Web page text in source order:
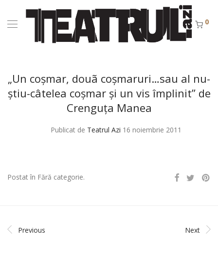
0
„Un coşmar, douã coşmaruri…sau al nu-
ştiu-câtelea coşmar şi un vis împlinit” de
Crenguţa Manea
Publicat de Teatrul Azi 16 noiembrie 2011
Postat în Fără categorie.
Previous Next